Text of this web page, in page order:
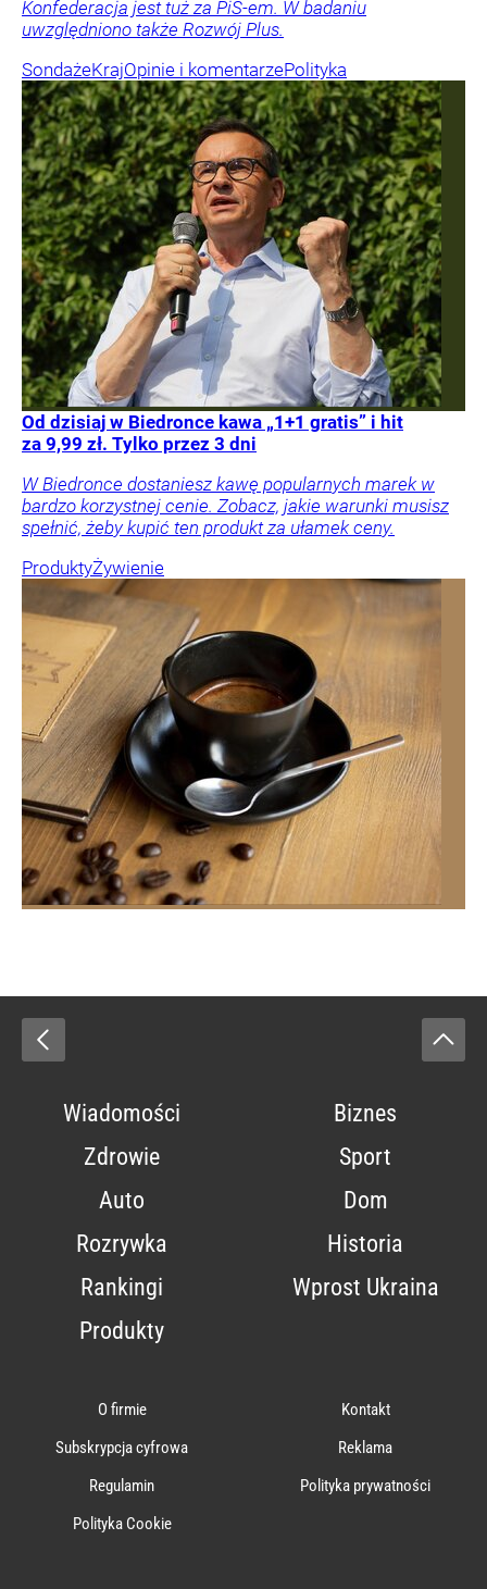
Konfederacja jest tuż za PiS-em. W badaniu
uwzględniono także Rozwój Plus.
SondażeKrajOpinie i komentarzePolityka
Od dzisiaj w Biedronce kawa „1+1 gratis” i hit
za 9,99 zł. Tylko przez 3 dni
W Biedronce dostaniesz kawę popularnych marek w
bardzo korzystnej cenie. Zobacz, jakie warunki musisz
spełnić, żeby kupić ten produkt za ułamek ceny.
ProduktyŻywienie
Wiadomości
Biznes
Zdrowie
Sport
Auto
Dom
Rozrywka
Historia
Rankingi
Wprost Ukraina
Produkty
O firmie
Kontakt
Subskrypcja cyfrowa
Reklama
Regulamin
Polityka prywatności
Polityka Cookie